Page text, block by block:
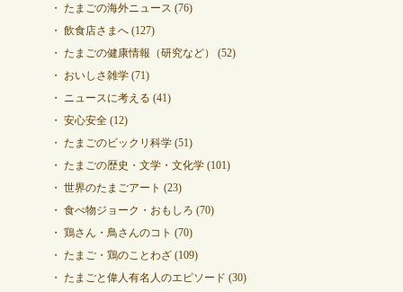
たまごの海外ニュース (76)
飲食店さまへ(127)
たまごの健康情報（研究など）
(52)
おいしさ雑学(71)
ニュースに考える (41)
安心安全(12)
たまごのビックリ科学(51)
たまごの歴史・文学・文化学(101)
世界のたまごアート (23)
食べ物ジョーク・おもしろ (70)
鶏さん・鳥さんのコト (70)
たまご・鶏のことわざ(109)
たまごと偉人有名人のエピソード (30)